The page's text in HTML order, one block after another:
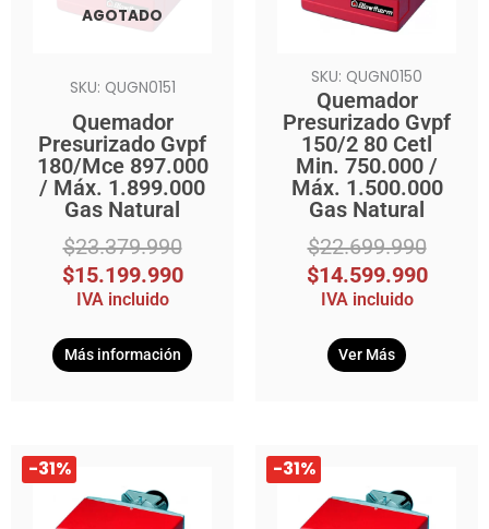
AGOTADO
SKU: QUGN0151
Quemador
Presurizado Gvpf
180/Mce 897.000
/ Máx. 1.899.000
Gas Natural
$23.379.990
$15.199.990
IVA incluido
Más información
SKU: QUGN0150
Quemador
Presurizado Gvpf
150/2 80 Cetl
Min. 750.000 /
Máx. 1.500.000
Gas Natural
$22.699.990
$14.599.990
IVA incluido
Ver Más
-31%
El
precio
original
El
precio
actual
-31%
El
precio
original
El
precio
actual